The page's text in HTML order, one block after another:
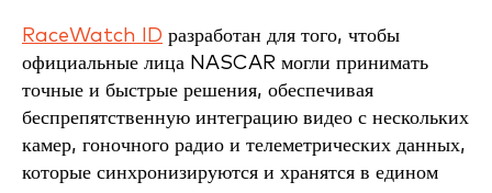
RaceWatch ID разработан для того, чтобы
официальные лица NASCAR могли принимать
точные и быстрые решения, обеспечивая
беспрепятственную интеграцию видео с нескольких
камер, гоночного радио и телеметрических данных,
которые синхронизируются и хранятся в едином